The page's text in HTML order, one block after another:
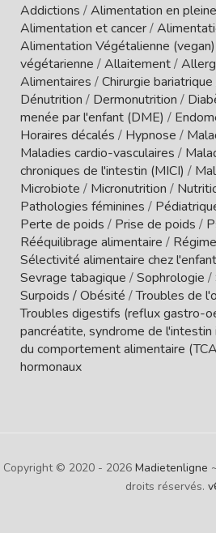
Addictions /Alimentation en
Alimentation et cancer/
Alimentation Végétalienne (vegan)
végétarienne /Allaitement/
Alimentaires /Chirurgie bariatrique
Dénutrition / Dermonutrition /
menée par l'enfant (DME) /
Horaires décalés / Hypnose /
Maladies cardio-vasculaires /
chroniques de l'intestin (MICI) /
Microbiote / Micronutrition /
Pathologies féminines /
Perte de poids / Prise de poids /
Rééquilibrage alimentaire /
Sélectivité alimentaire chez
Sevrage tabagique /Sophrologie /
Surpoids / Obésité /Troubles de
Troubles digestifs (reflux gastro-
pancréatite, syndrome de l'intestin
du comportement alimentaire
hormonaux
Copyright © 2020 - 2026 Madietenligne
droits réservés.